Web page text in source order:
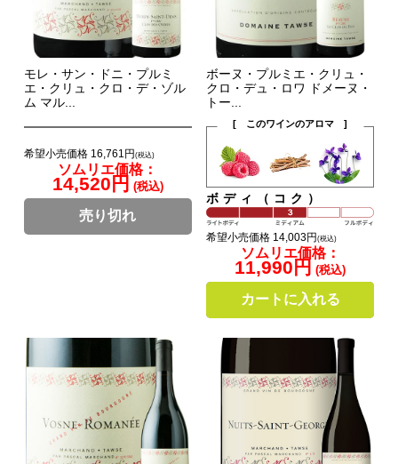
モレ・サン・ドニ・プルミ
エ・クリュ・クロ・デ・ゾル
ム マル...
希望小売価格 16,761円 (税込)
ソムリエ価格：
14,520円 (税込)
売り切れ
ボーヌ・プルミエ・クリュ・
クロ・デュ・ロワ ドメーヌ・
トー...
[ このワインのアロマ ]
ボディ（コク）
希望小売価格 14,003円(税込)
ソムリエ価格：
11,990円 (税込)
カートに入れる